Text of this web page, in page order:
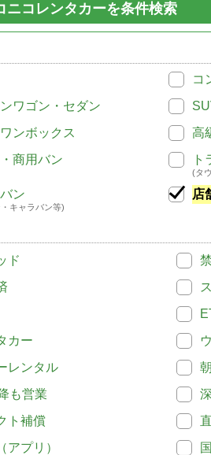
ニコレンタカーを条件検索
コ
ワゴン・セダン
ンボックス
高
商用バン
ト
(タ
ン
キャラバン等)
店
ド
カー
レンタル
も営業
ト補償
アプリ）